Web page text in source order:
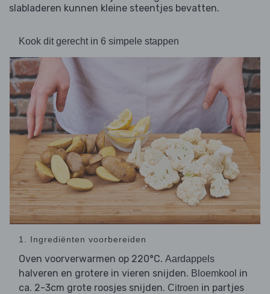
slabladeren kunnen kleine steentjes bevatten.
Kook dit gerecht in 6 simpele stappen
1. Ingrediënten voorbereiden
Oven voorverwarmen op 220°C. Aardappels
halveren en grotere in vieren snijden. Bloemkool in
ca. 2-3cm grote roosjes snijden. Citroen in partjes